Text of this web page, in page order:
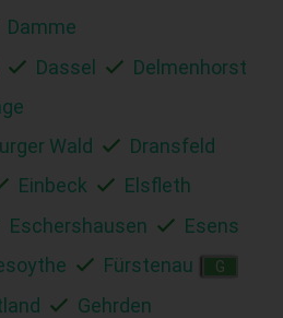
Damme
Dassel
Delmenhorst
Wald
Dransfeld
Einbeck
Elsfleth
Eschershausen Esens
Fürstenau G
Gehrden